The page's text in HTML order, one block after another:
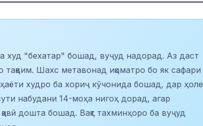
худ "бехатар" бошад, вуҷуд надорад. Аз даст
тақвим. Шахс метавонад иқоматро бо як сафари
худро ба хориҷ кӯчонида бошад, дар ҳоле
набудани 14-моҳа нигоҳ дорад, агар
дошта бошад. Вақт тахминҳоро ба вуҷуд